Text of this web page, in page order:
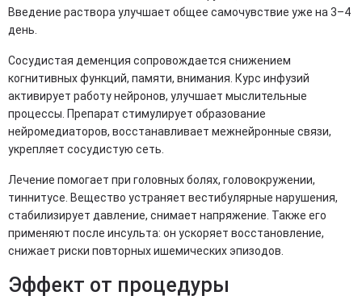
Введение раствора улучшает общее самочувствие уже на 3–4
день.
Сосудистая деменция сопровождается снижением
когнитивных функций, памяти, внимания. Курс инфузий
активирует работу нейронов, улучшает мыслительные
процессы. Препарат стимулирует образование
нейромедиаторов, восстанавливает межнейронные связи,
укрепляет сосудистую сеть.
Лечение помогает при головных болях, головокружении,
тиннитусе. Вещество устраняет вестибулярные нарушения,
стабилизирует давление, снимает напряжение. Также его
применяют после инсульта: он ускоряет восстановление,
снижает риски повторных ишемических эпизодов.
Эффект от процедуры